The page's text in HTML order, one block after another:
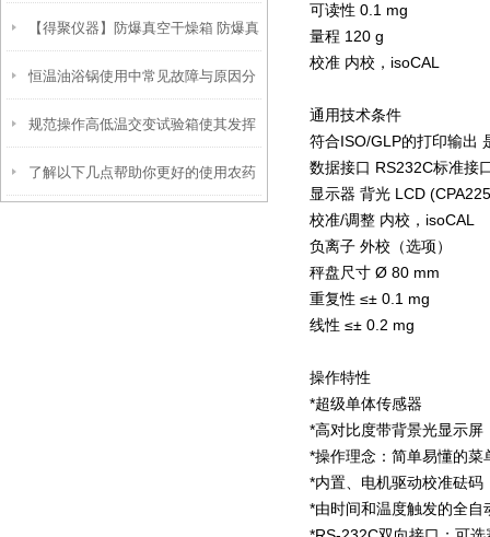
准控温设备
【得聚仪器】防爆真空干燥箱 防爆真
空烘箱可用于哪些行业？
恒温油浴锅使用中常见故障与原因分
析
规范操作高低温交变试验箱使其发挥
实效
了解以下几点帮助你更好的使用农药
可读性 0.1 mg
量程 120 g
校准 内校，isoCAL
通用技术条件
符合ISO/GLP的打印输出
数据接口 RS232C标准接
显示器 背光 LCD
校准/调整 内校，isoCAL
负离子 外校（选项）
秤盘尺寸 Ø 80 mm
重复性 ≤± 0.1 mg
线性 ≤± 0.2 mg
操作特性
*超级单体传感器
*高对比度带背景光显示
*操作理念：简单易懂的
*内置、电机驱动校准砝码
*由时间和温度触发的全